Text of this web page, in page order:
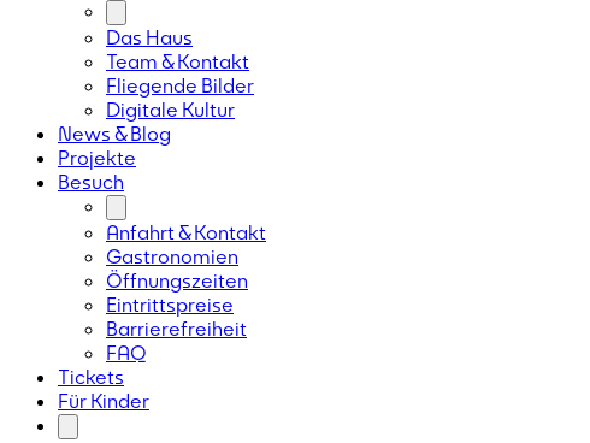
Das Haus
Team & Kontakt
Fliegende Bilder
Digitale Kultur
News & Blog
Projekte
Besuch
Anfahrt & Kontakt
Gastronomien
Öffnungszeiten
Eintrittspreise
Barrierefreiheit
FAQ
Tickets
Für Kinder